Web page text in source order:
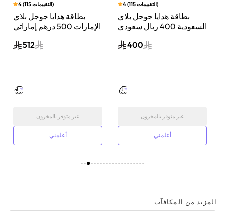
4(115التقييمات)
بطاقة هدايا جوجل بلاي
الإمارات 500 درهم إماراتي
الإلكتروني أسود
512
غير متوفر بالمخزون
أعلمني
4(115التقييمات)
بطاقة هدايا جوجل بلاي
السعودية 400 ريال سعودي
الإلكتروني أسود
400
غير متوفر بالمخزون
أعلمني
المزيد من المكافآت